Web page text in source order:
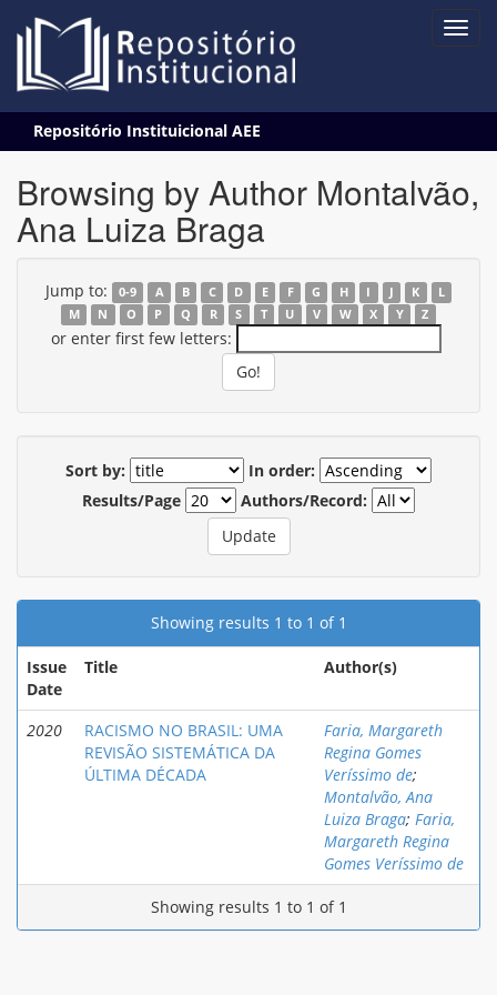
navigation
Repositório Instituicional AEE
Browsing by Author Montalvão,
Ana Luiza Braga
Jump to: 0-9 A B C D E F G H I J K
L
M
N O P Q R S T U V W X Y Z
or enter first few letters:
Sort by:
In order:
Results/Page
Authors/Record:
Showing results 1 to 1 of 1
Issue
Date
Title Author(s)
2020
RACISMO NO BRASIL: UMA
REVISÃO SISTEMÁTICA DA
ÚLTIMA DÉCADA
Faria, Margareth
Regina Gomes
Veríssimo de;
Montalvão, Ana
Luiza Braga; Faria,
Margareth Regina
Gomes Veríssimo de
Showing results 1 to 1 of 1